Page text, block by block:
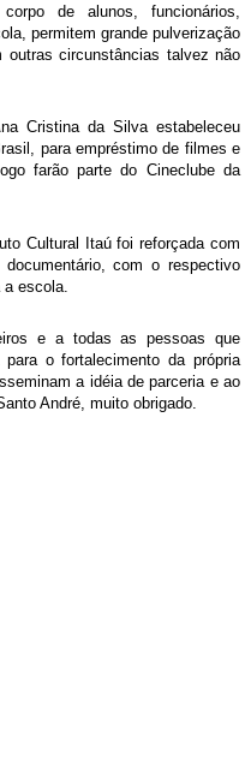
de alunos, funcionários,
permitem grande pulverização
circunstâncias talvez não
Cristina da Silva estabeleceu
para empréstimo de filmes e
farão parte do Cineclube da
Cultural Itaú foi reforçada com
com o respectivo
a escola.
e a todas as pessoas que
o fortalecimento da própria
a idéia de parceria e ao
André, muito obrigado.